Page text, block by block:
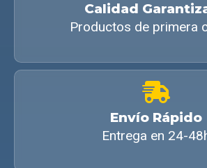
Calidad
Productos de primera
Envío Rápido
Entrega en 24-